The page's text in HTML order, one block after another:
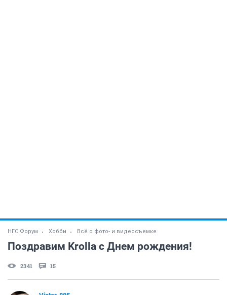
НГС.Форум Хобби Всё о фото- и видеосъемке
Поздравим Krolla с Днем рождения!
2341 15